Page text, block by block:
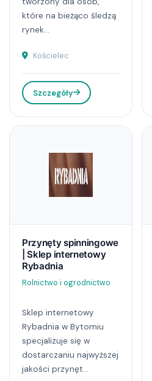
które na bieżąco śledzą
rynek...
Kościelec
Szczegóły
Przynęty spinningowe
| Sklep internetowy
Rybadnia
Rolnictwo i ogrodnictwo
Sklep internetowy
Rybadnia w Bytomiu
specjalizuje się w
dostarczaniu najwyższej
jakości przynęt...